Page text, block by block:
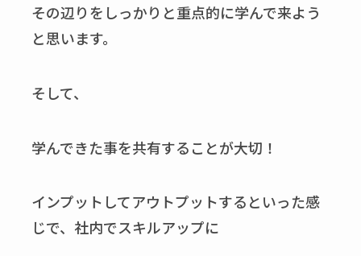
その辺りをしっかりと重点的に学んで来よう
と思います。
そして、
学んできた事を共有することが大切！
インプットしてアウトプットするといった感
じで、社内でスキルアップに